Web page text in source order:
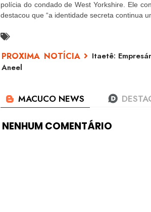
polícia do condado de West Yorkshire. Ele
destacou que “a identidade secreta continua
Itaetê:
Aneel
NENHUM COMENTÁRIO